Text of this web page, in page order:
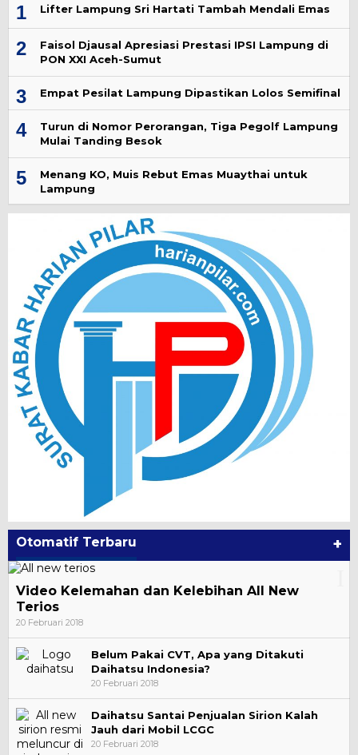
1 Lifter Lampung Sri Hartati Tambah Mendali Emas
2
Faisol Djausal Apresiasi Prestasi IPSI Lampung di
PON XXI Aceh-Sumut
3 Empat Pesilat Lampung Dipastikan Lolos Semifinal
4
Turun di Nomor Perorangan, Tiga Pegolf Lampung
Mulai Tanding Besok
5
Menang KO, Muis Rebut Emas Muaythai untuk
Lampung
Otomatif Terbaru +
Video Kelemahan dan Kelebihan All New
Terios
20 Februari 2018
Belum Pakai CVT, Apa yang Ditakuti
Daihatsu Indonesia?
20 Februari 2018
Daihatsu Santai Penjualan Sirion Kalah
Jauh dari Mobil LCGC
20 Februari 2018